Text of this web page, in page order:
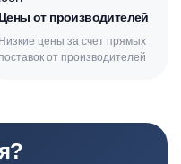
Цены от производителей
Низкие цены за счет прямых
поставок от производителей